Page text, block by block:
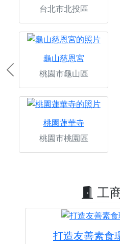
台北市北投區
龜山慈恩宮
桃園市龜山區
桃園蓮華寺
桃園市桃園區
Previous
工
打造友善素食